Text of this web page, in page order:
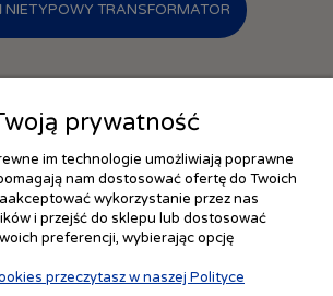
NIETYPOWY TRANSFORMATOR
ZAKUPY
prywatność
im technologie umożliwiają poprawne
nam dostosować ofertę do Twoich
wykorzystanie przez nas
i przejść do sklepu lub dostosować
preferencji, wybierając opcję
przeczytasz w naszej Polityce